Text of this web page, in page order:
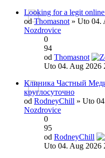
Looking for a legit
odThomasnot » Uto 04.
Nozdrovice
0
94
od Thomasnot
Uto 04. Aug 2026
Клиника Частный
круглосуточно
od RodneyChill » Uto
Nozdrovice
0
95
od RodneyChill
Uto 04. Aug 2026